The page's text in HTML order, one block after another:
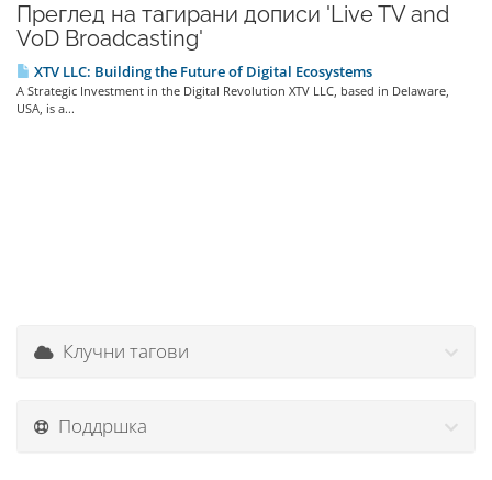
Преглед на тагирани дописи 'Live TV and
VoD Broadcasting'
XTV LLC: Building the Future of Digital Ecosystems
A Strategic Investment in the Digital Revolution XTV LLC, based in Delaware,
USA, is a...
Клучни тагови
Поддршка